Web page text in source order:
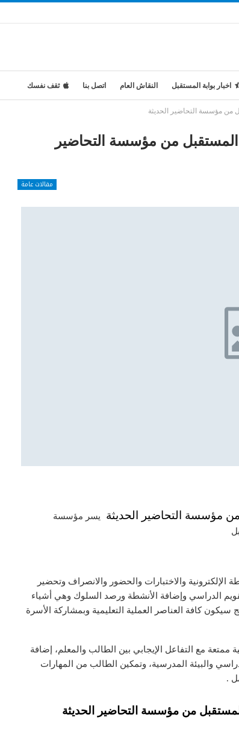
اخبار بوابة المستقبل النقاش العام اتصل بنا ثقف نفسك
من مؤسسة التحاضير الحديثة
المستقبل من مؤسسة التحاضير
مقالات عامة
مؤسسة التحاضير الحديثة
يسر مؤسسة
الإلكترونية والاختبارات والحضور والانصراف وتحضير
الدراسي وإضافة الأنشطة ورصد السلوك وهي أشياء
كافة العناصر العملية التعليمية وبمشاركة الأسرة
ممتعة مع التفاعل الإيجابي بين الطالب والمعلم، إضافة
والبيئة المدرسية، وتمكين الطالب من المهارات
.
من مؤسسة التحاضير الحديثة